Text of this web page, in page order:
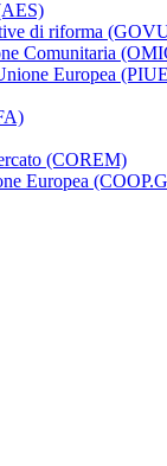
di riforma
Comunitaria
Europea
(COREM)
Europea